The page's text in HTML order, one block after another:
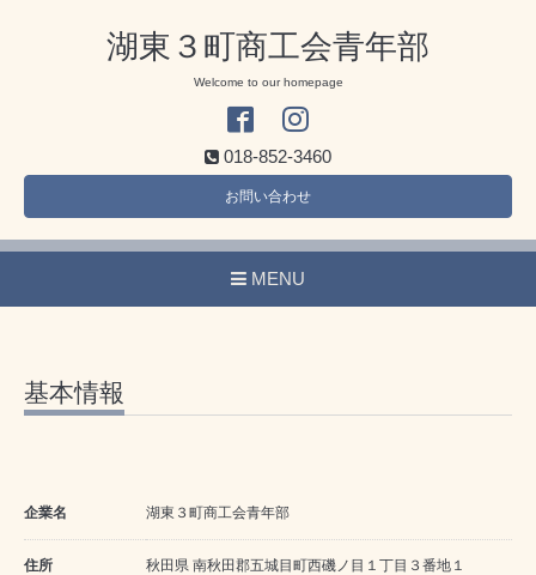
湖東３町商工会青年部
Welcome to our homepage
018-852-3460
お問い合わせ
MENU
基本情報
企業名 湖東３町商工会青年部
住所 秋田県 南秋田郡五城目町西磯ノ目１丁目３番地１